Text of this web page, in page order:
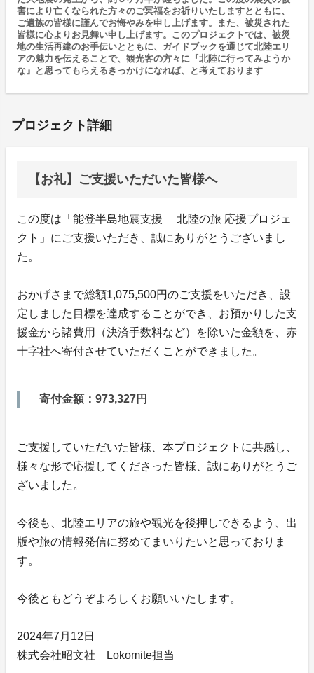
害により亡くなられた方々のご冥福をお祈りいたしますとともに、
ご遺族の皆様に謹んでお悔やみを申し上げます。また、被災された
皆様に心よりお見舞い申し上げます。このプロジェクトでは、被災
地の生活再建のお手伝いとともに、ガイドブックを通じて北陸エリ
アの魅力を伝えることで、観光客の方々に『北陸に行ってみようか
な』と思ってもらえるきっかけになれば、と考えております
プロジェクト詳細
【お礼】ご支援いただいた皆様へ
この度は「能登半島地震支援 北陸の旅 応援プロジェ
クト」にご支援いただき、誠にありがとうございまし
た。
おかげさまで総額1,075,500円のご支援をいただき、設
定しました目標を達成することができ、お預かりした支
援金から諸費用（決済手数料など）を除いた金額を、赤
十字社へ寄付させていただくことができました。
寄付金額：973,327円
ご支援していただいた皆様、本プロジェクトに共感し、
様々な形で応援してくださった皆様、誠にありがとうご
ざいました。
今後も、北陸エリアの旅や観光を後押しできるよう、出
版や旅の情報発信に努めてまいりたいと思っておりま
す。
今後ともどうぞよろしくお願いいたします。
2024年7月12日
株式会社昭文社 Lokomite担当